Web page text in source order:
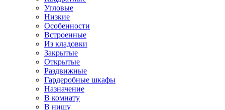
Угловые
Низкие
Особенности
Встроенные
Из кладовки
Закрытые
Открытые
Раздвижные
Гардеробные шкафы
Назначение
В комнату
В нишу